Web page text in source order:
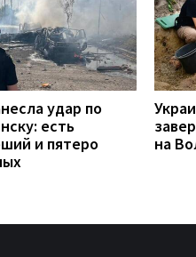
удар по
есть
и пятеро
на